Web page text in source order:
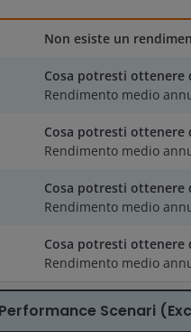
Non esiste un
Cosa potresti ottenere
Rendimento medio
Cosa potresti ottenere
Rendimento medio
Cosa potresti ottenere
Rendimento medio
Cosa potresti ottenere
Rendimento medio
Scenari